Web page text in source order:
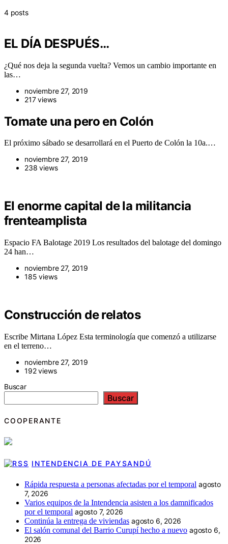
4 posts
EL DÍA DESPUÉS…
¿Qué nos deja la segunda vuelta? Vemos un cambio importante en
las…
noviembre 27, 2019
217 views
Tomate una pero en Colón
El próximo sábado se desarrollará en el Puerto de Colón la 10a.…
noviembre 27, 2019
238 views
El enorme capital de la militancia
frenteamplista
Espacio FA Balotage 2019 Los resultados del balotage del domingo
24 han…
noviembre 27, 2019
185 views
Construcción de relatos
Escribe Mirtana López Esta terminología que comenzó a utilizarse
en el terreno…
noviembre 27, 2019
192 views
Buscar
Buscar
COOPERANTE
INTENDENCIA DE PAYSANDÚ
Rápida respuesta a personas afectadas por el temporal agosto
7, 2026
Varios equipos de la Intendencia asisten a los damnificados
por el temporal agosto 7, 2026
Continúa la entrega de viviendas agosto 6, 2026
El salón comunal del Barrio Curupí hecho a nuevo agosto 6,
2026